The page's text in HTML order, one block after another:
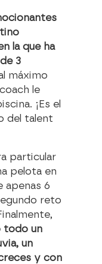
la que ha
3
máximo
le
¡Es el
del talent
particular
pelota en
apenas 6
reto
todo un
un
y con